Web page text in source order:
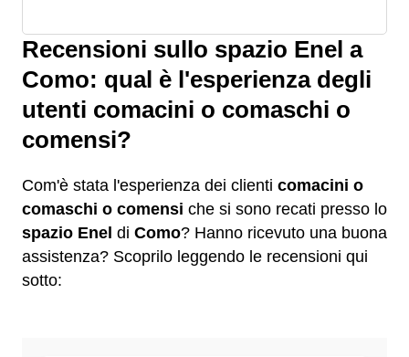
Recensioni sullo spazio Enel a
Como: qual è l'esperienza degli
utenti comacini o comaschi o
comensi?
Com'è stata l'esperienza dei clienti comacini o
comaschi o comensi che si sono recati presso lo
spazio Enel di Como? Hanno ricevuto una buona
assistenza? Scoprilo leggendo le recensioni qui
sotto: